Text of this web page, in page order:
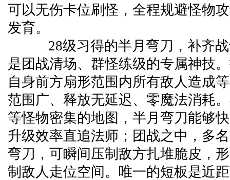
可以无伤卡位刷怪，全程规避怪物
发育。
28级习得的半月弯刀，补齐战
是团战清场、群怪练级的专属神技
自身前方扇形范围内所有敌人造成
范围广、释放无延迟、零魔法消耗
等怪物密集的地图，半月弯刀能够
升级效率直追法师；团战之中，多
弯刀，可瞬间压制敌方扎堆脆皮，
制敌人走位空间。唯一的短板是近